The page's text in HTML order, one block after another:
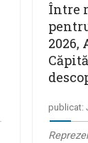
Între
2026,
publicat: